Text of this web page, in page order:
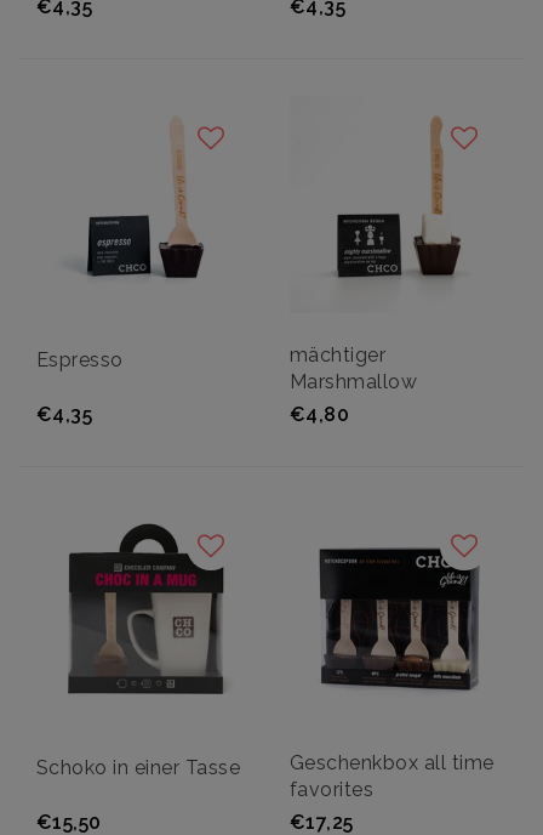
€4,35 €4,35
Espresso
€4,35
mächtiger
Marshmallow
€4,80
Schoko in einer Tasse
€15,50
Geschenkbox all time
favorites
€17,25